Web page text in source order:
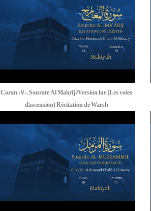
Coran :70. Sourate Al Ma'arij /Version lue (Les voies
d'ascension) Récitation de Warsh